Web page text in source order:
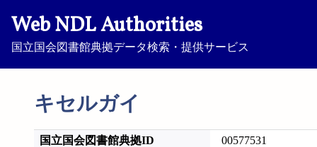
Web NDL Authorities
国立国会図書館典拠データ検索・提供サービス
キセルガイ
国立国会図書館典拠ID 00577531